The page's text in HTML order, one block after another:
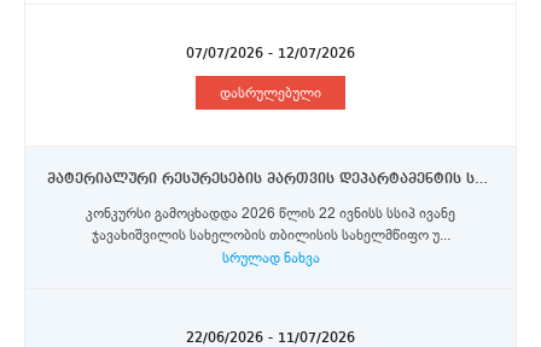
07/07/2026 - 12/07/2026
დასრულებული
მატერიალური რესურესების მართვის დეპარტამენტის სამეურნეო განყოფილება- მეეზოვე (შტატგარეშე პოზიცია)
კონკურსი გამოცხადდა 2026 წლის 22 ივნისს სსიპ ივანე
ჯავახიშვილის სახელობის თბილისის სახელმწიფო უ...
სრულად ნახვა
22/06/2026 - 11/07/2026